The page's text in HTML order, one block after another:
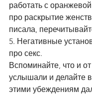
работать с
про раскрытие
писала,
5. Негативные
про секс.
Вспоминайте, что и от
услышали и делайте
этими убеждениям